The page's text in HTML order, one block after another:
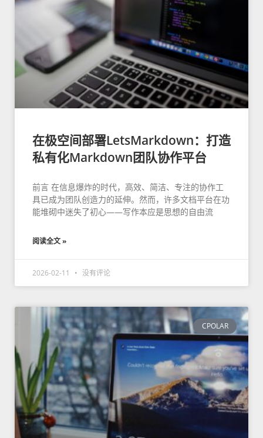
在极空间部署LetsMarkdown：打造
私有化Markdown团队协作平台
前言 在信息爆炸的时代，高效、简洁、专注的协作工
具已成为团队创造力的延伸。然而，许多文档平台在功
能堆砌中迷失了初心——写作本应是思想的自由流
阅读全文 »
2026-02-11 没有评论
CPOLAR